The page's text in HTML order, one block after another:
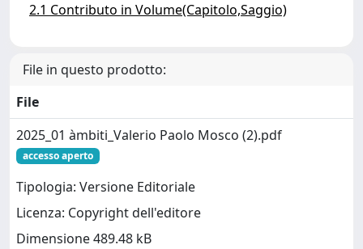
2.1 Contributo in Volume(Capitolo,Saggio)
File in questo prodotto:
File
2025_01 àmbiti_Valerio Paolo Mosco (2).pdf
accesso aperto
Tipologia: Versione Editoriale
Licenza: Copyright dell'editore
Dimensione 489.48 kB